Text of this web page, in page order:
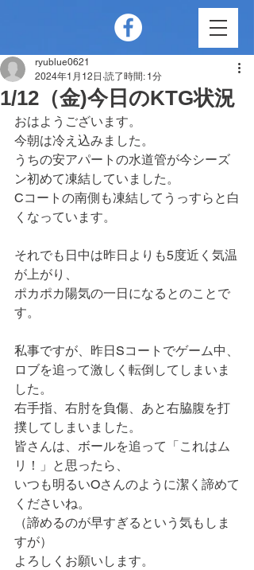
1/12（金)今日のKTG状況
ryublue0621
2024年1月12日 読了時間: 1分
おはようございます。
今朝は冷え込みました。
うちの安アパートの水道管が今シーズ
ン初めて凍結していました。
Cコートの南側も凍結してうっすらと白
くなっています。
それでも日中は昨日よりも5度近く気温
が上がり、
ポカポカ陽気の一日になるとのことで
す。
私事ですが、昨日Sコートでゲーム中、
ロブを追って激しく転倒してしまいま
した。
右手指、右肘を負傷、あと右脇腹を打
撲してしまいました。
皆さんは、ボールを追って「これはム
リ！」と思ったら、
いつも明るいOさんのように潔く諦めて
くださいね。
（諦めるのが早すぎるという気もしま
すが）
よろしくお願いします。